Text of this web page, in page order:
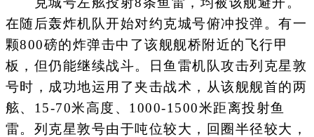
在随后轰炸机队开始对约克城号俯冲投弹。有一
颗800磅的炸弹击中了该舰舰桥附近的飞行甲
板，但仍能继续战斗。日鱼雷机队攻击列克星敦
号时，成功地运用了夹击战术，从该舰舰首的两
舷、15-70米高度、1000-1500米距离投射鱼
雷。列克星敦号由于吨位较大，回圈半径较大，